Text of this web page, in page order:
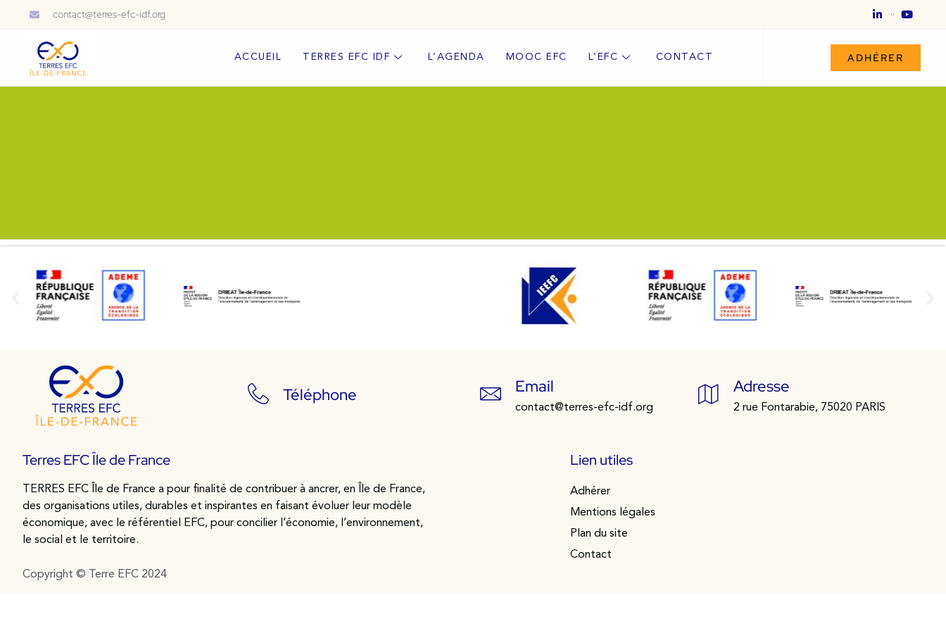
contact@terres-efc-idf.org
ACCUEIL TERRES EFC IDF L’AGENDA MOOC EFC L’EFC CONTACT ADHÉRER
Téléphone Email
contact@terres-efc-idf.org
Adresse
2 rue Fontarabie, 75020 PARIS
Terres EFC Île de France
TERRES EFC Île de France a pour finalité de contribuer à ancrer, en Île de France,
des organisations utiles, durables et inspirantes en faisant évoluer leur modèle
économique, avec le référentiel EFC, pour concilier l’économie, l’environnement,
le social et le territoire.
Lien utiles
Adhérer
Mentions légales
Plan du site
Contact
Copyright © Terre EFC 2024